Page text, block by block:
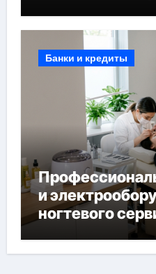
Банки и кредиты
и
ногтевого
наращивания
депиляции